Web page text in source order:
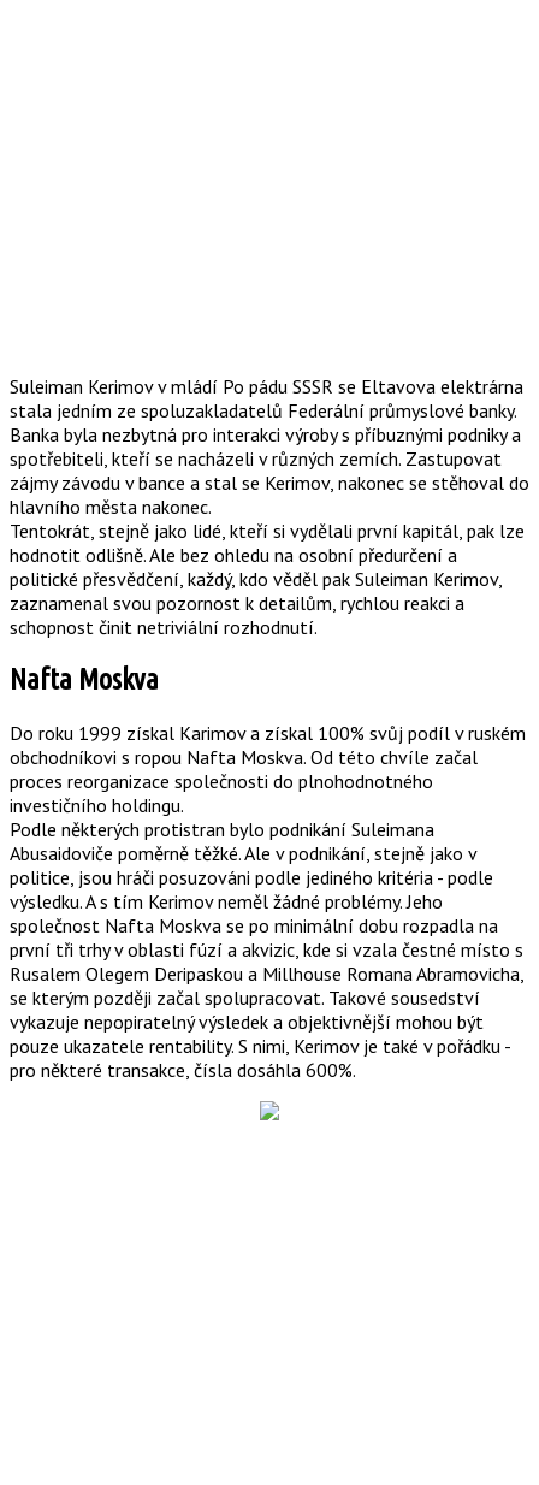
Suleiman Kerimov v mládí Po pádu SSSR se Eltavova elektrárna
stala jedním ze spoluzakladatelů Federální průmyslové banky.
Banka byla nezbytná pro interakci výroby s příbuznými podniky a
spotřebiteli, kteří se nacházeli v různých zemích. Zastupovat
zájmy závodu v bance a stal se Kerimov, nakonec se stěhoval do
hlavního města nakonec.
Tentokrát, stejně jako lidé, kteří si vydělali první kapitál, pak lze
hodnotit odlišně. Ale bez ohledu na osobní předurčení a
politické přesvědčení, každý, kdo věděl pak Suleiman Kerimov,
zaznamenal svou pozornost k detailům, rychlou reakci a
schopnost činit netriviální rozhodnutí.
Nafta Moskva
Do roku 1999 získal Karimov a získal 100% svůj podíl v ruském
obchodníkovi s ropou Nafta Moskva. Od této chvíle začal
proces reorganizace společnosti do plnohodnotného
investičního holdingu.
Podle některých protistran bylo podnikání Suleimana
Abusaidoviče poměrně těžké. Ale v podnikání, stejně jako v
politice, jsou hráči posuzováni podle jediného kritéria - podle
výsledku. A s tím Kerimov neměl žádné problémy. Jeho
společnost Nafta Moskva se po minimální dobu rozpadla na
první tři trhy v oblasti fúzí a akvizic, kde si vzala čestné místo s
Rusalem Olegem Deripaskou a Millhouse Romana Abramovicha,
se kterým později začal spolupracovat. Takové sousedství
vykazuje nepopiratelný výsledek a objektivnější mohou být
pouze ukazatele rentability. S nimi, Kerimov je také v pořádku -
pro některé transakce, čísla dosáhla 600%.